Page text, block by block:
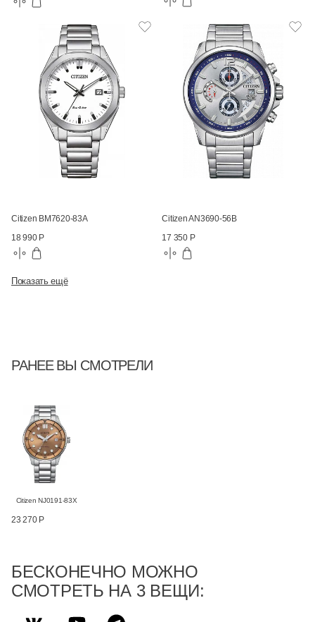
Citizen BM7620-83A
18 990 Р
Citizen AN3690-56B
17 350 Р
Показать ещё
РАНЕЕ ВЫ СМОТРЕЛИ
Citizen NJ0191-83X
23 270 Р
БЕСКОНЕЧНО МОЖНО
СМОТРЕТЬ НА 3 ВЕЩИ: